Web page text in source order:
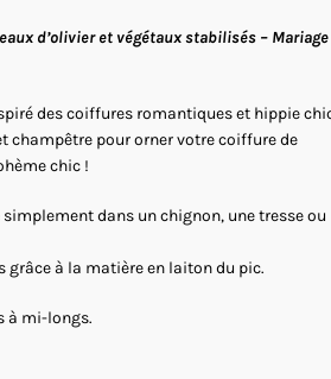
d’olivier et végétaux stabilisés – Mariage
des coiffures romantiques et hippie
champêtre pour orner votre coiffure de
chic !
dans un chignon, une tresse ou
grâce à la matière en laiton du pic.
à mi-longs.